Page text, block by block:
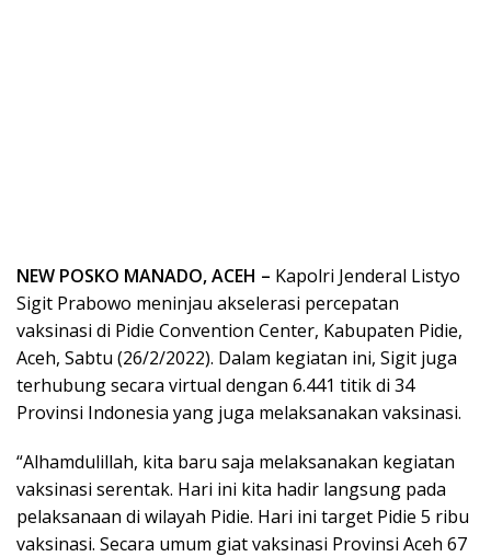
NEW POSKO MANADO, ACEH – Kapolri Jenderal Listyo
Sigit Prabowo meninjau akselerasi percepatan
vaksinasi di Pidie Convention Center, Kabupaten Pidie,
Aceh, Sabtu (26/2/2022). Dalam kegiatan ini, Sigit juga
terhubung secara virtual dengan 6.441 titik di 34
Provinsi Indonesia yang juga melaksanakan vaksinasi.
“Alhamdulillah, kita baru saja melaksanakan kegiatan
vaksinasi serentak. Hari ini kita hadir langsung pada
pelaksanaan di wilayah Pidie. Hari ini target Pidie 5 ribu
vaksinasi. Secara umum giat vaksinasi Provinsi Aceh 67